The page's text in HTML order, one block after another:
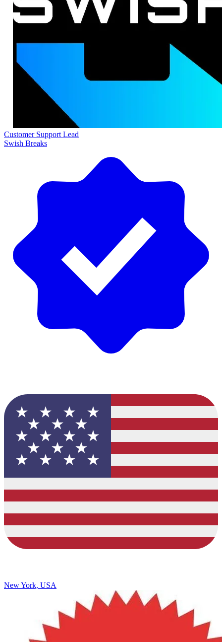
Customer Support Lead
Swish Breaks
New York, USA